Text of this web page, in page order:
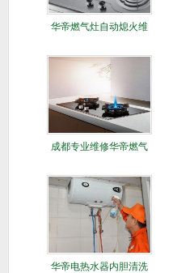
华帝燃气灶自动熄火维
​成都专业维修华帝燃气
华帝电热水器内胆清洗